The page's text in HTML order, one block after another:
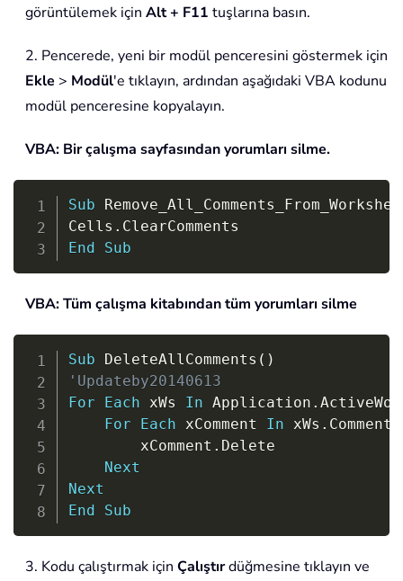
görüntülemek için Alt + F11 tuşlarına basın.
2. Pencerede, yeni bir modül penceresini göstermek için
Ekle > Modül'e tıklayın, ardından aşağıdaki VBA kodunu
modül penceresine kopyalayın.
VBA: Bir çalışma sayfasından yorumları silme.
Sub
Cells .
End
Sub
Copy
VBA: Tüm çalışma kitabından tüm yorumları silme
Sub DeleteAllComments ( )
'Updateby20140613
For
Each xWs In Application .
For
Each xComment In xWs . Comments
        xComment
. Delete
Next
Next
End
Sub
3. Kodu çalıştırmak için Çalıştırdüğmesine tıklayın ve